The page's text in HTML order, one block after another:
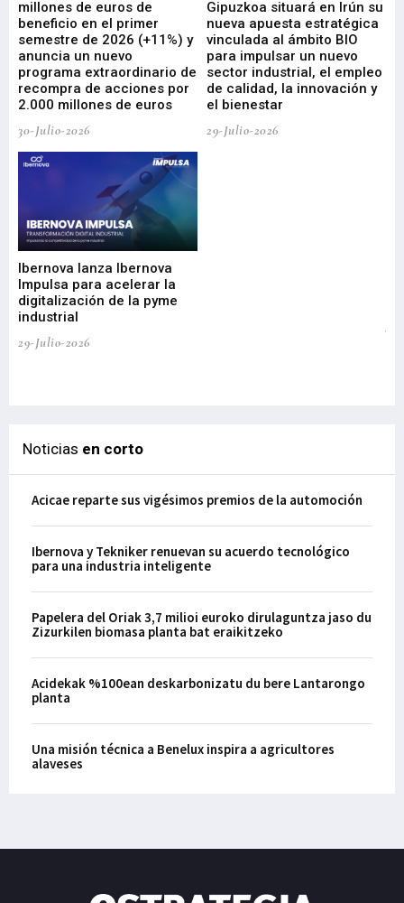
millones de euros de
beneficio en el primer
semestre de 2026 (+11%) y
anuncia un nuevo
programa extraordinario de
recompra de acciones por
2.000 millones de euros
30-Julio-2026
Gipuzkoa situará en Irún su
nueva apuesta estratégica
vinculada al ámbito BIO
para impulsar un nuevo
sector industrial, el empleo
de calidad, la innovación y
el bienestar
29-Julio-2026
Ibernova lanza Ibernova
Impulsa para acelerar la
digitalización de la pyme
industrial
29-Julio-2026
Noticias en corto
Acicae reparte sus vigésimos premios de la automoción
Ibernova y Tekniker renuevan su acuerdo tecnológico
para una industria inteligente
Papelera del Oriak 3,7 milioi euroko dirulaguntza jaso du
Zizurkilen biomasa planta bat eraikitzeko
Acidekak %100ean deskarbonizatu du bere Lantarongo
planta
Una misión técnica a Benelux inspira a agricultores
alaveses